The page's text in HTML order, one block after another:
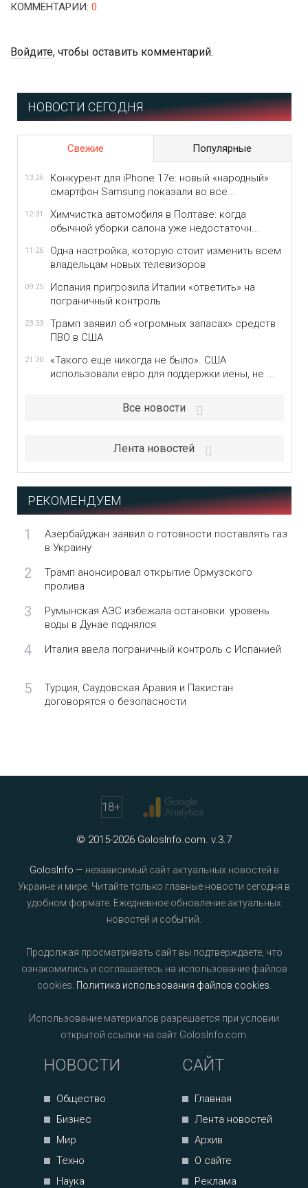
КОММЕНТАРИИ: 0
Войдите, чтобы оставить комментарий.
НОВОСТИ СЕГОДНЯ
Свежие Популярные
13:26
Конкурент для iPhone 17e: новый «народный»
смартфон Samsung показали во все...
12:31
Химчистка автомобиля в Полтаве: когда
обычной уборки салона уже недостаточн...
11:26
Одна настройка, которую стоит изменить всем
владельцам новых телевизоров
09:25
Испания пригрозила Италии «ответить» на
пограничный контроль
23:33
Трамп заявил об «огромных запасах» средств
ПВО в США
21:30
«Такого еще никогда не было». США
использовали евро для поддержки иены, не ...
Все новости
Лента новостей
РЕКОМЕНДУЕМ
1
Азербайджан заявил о готовности поставлять газ
в Украину
2
Трамп анонсировал открытие Ормузского
пролива
3
Румынская АЭС избежала остановки: уровень
воды в Дунае поднялся
4 Италия ввела пограничный контроль с Испанией
5
Турция, Саудовская Аравия и Пакистан
договорятся о безопасности
18+
© 2015-2026 GolosInfo.com. v.3.7
GolosInfo — независимый сайт актуальных новостей в
Украине и мире. Читайте только главные новости сегодня в
удобном формате. Ежедневное обновление актуальных
новостей и событий.
Продолжая просматривать сайт вы подтверждаете, что
ознакомились и соглашаетесь на использование файлов
cookies. Политика использования файлов cookies
Использование материалов разрешается при условии
открытой ссылки на сайт GolosInfo.com.
НОВОСТИ
Общество
Бизнес
Мир
Техно
Наука
САЙТ
Главная
Лента новостей
Архив
О сайте
Реклама